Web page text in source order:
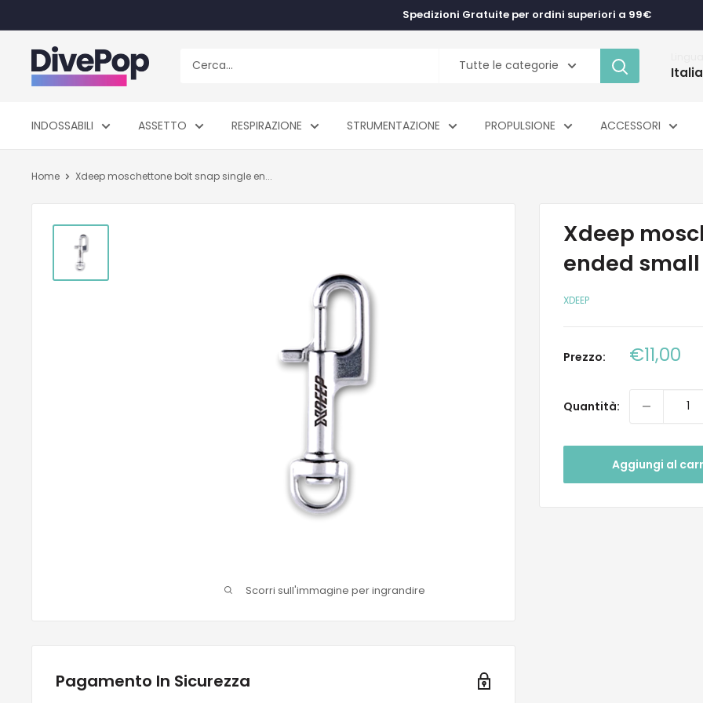
al
contenuto
Spedizioni Gratuite per ordini superiori a 99€
Dive
Pop
Tutte le categorie
INDOSSABILI ASSETTO RESPIRAZIONE STRUMENTAZIONE PROPULSIONE ACCESSORI
Home Xdeep moschettone bolt snap single en...
Scorri sull'immagine per ingrandire
Xdeep
ended small
XDEEP
Prezzo: Prezzo
scontato
€11,00
Quantità:
Aggiungi al
Pagamento In Sicurezza